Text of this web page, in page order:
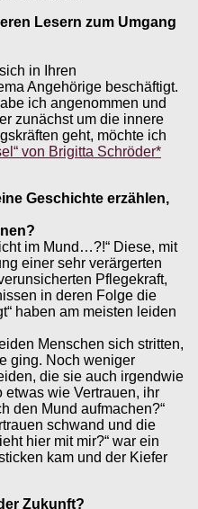
Lesern zum Umgang
in Ihren
Angehörige beschäftigt.
ich angenommen und
zunächst um die innere
geht, möchte ich
von Brigitta Schröder*
Geschichte erzählen,
im Mund…?!“ Diese, mit
einer sehr verärgerten
Pflegekraft,
in deren Folge die
haben am meisten leiden
Menschen sich stritten,
ging. Noch weniger
die sie auch irgendwie
etwas wie Vertrauen, ihr
den Mund aufmachen?“
schwand und die
hier mit mir?“ war ein
kam und der Kiefer
Zukunft?